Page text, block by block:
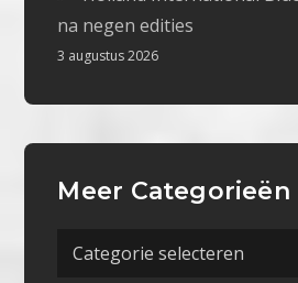
na negen edities
3 augustus 2026
Meer Categorieën
Meer